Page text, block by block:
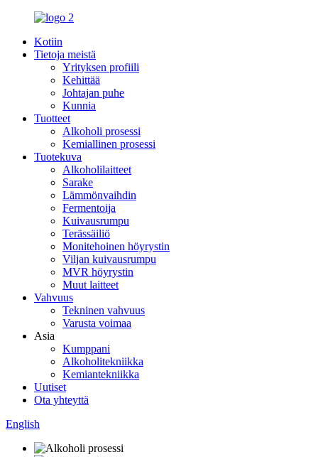
Kotiin
Tietoja meistä
Yrityksen profiili
Kehittää
Johtajan puhe
Kunnia
Tuotteet
Alkoholi prosessi
Kemiallinen prosessi
Tuotekuva
Alkoholilaitteet
Sarake
Lämmönvaihdin
Fermentoija
Kuivausrumpu
Terässäiliö
Monitehoinen höyrystin
Viljan kuivausrumpu
MVR höyrystin
Muut laitteet
Vahvuus
Tekninen vahvuus
Varusta voimaa
Asia
Kumppani
Alkoholitekniikka
Kemiantekniikka
Uutiset
Ota yhteyttä
English